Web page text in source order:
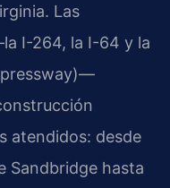
Las
I-264, la I-64 y la
atendidos: desde
Sandbridge hasta